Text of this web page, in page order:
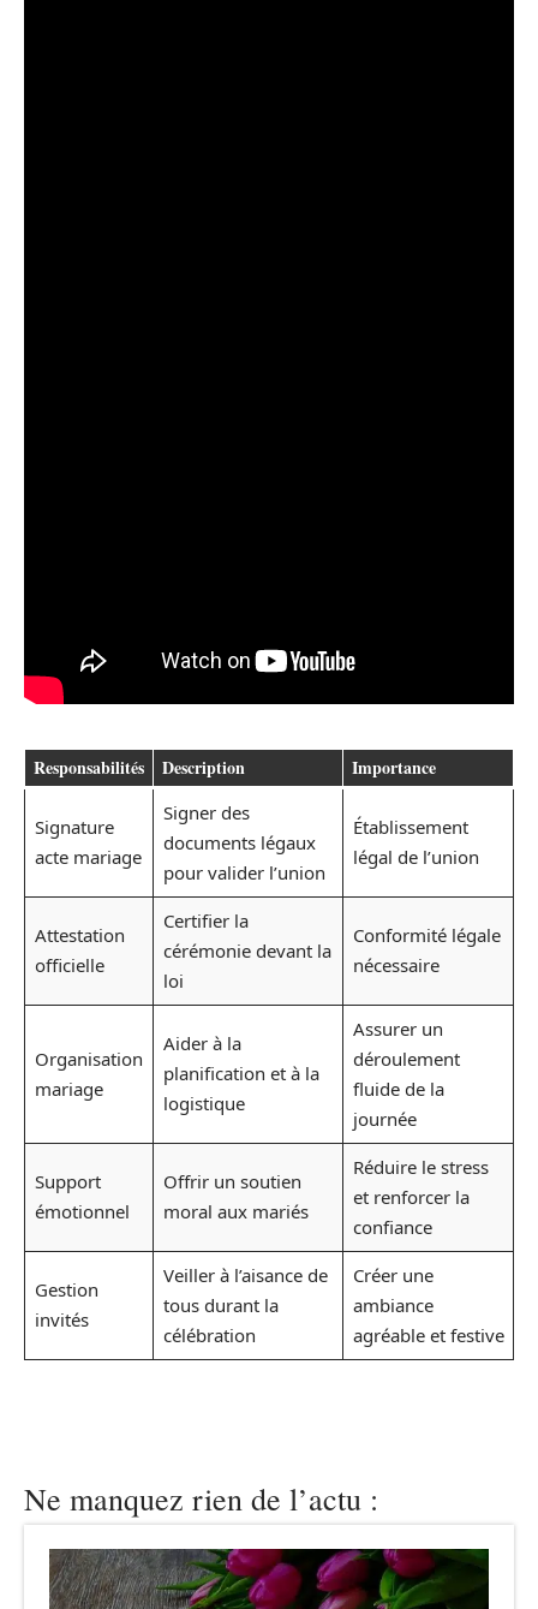
Responsabilités Description Importance
Signature
acte mariage
Signer des
documents légaux
pour valider l’union
Établissement
légal de l’union
Attestation
officielle
Certifier la
cérémonie devant la
loi
Conformité légale
nécessaire
Organisation
mariage
Aider à la
planification et à la
logistique
Assurer un
déroulement
fluide de la
journée
Support
émotionnel
Offrir un soutien
moral aux mariés
Réduire le stress
et renforcer la
confiance
Gestion
invités
Veiller à l’aisance de
tous durant la
célébration
Créer une
ambiance
agréable et festive
Ne manquez rien de l’actu :